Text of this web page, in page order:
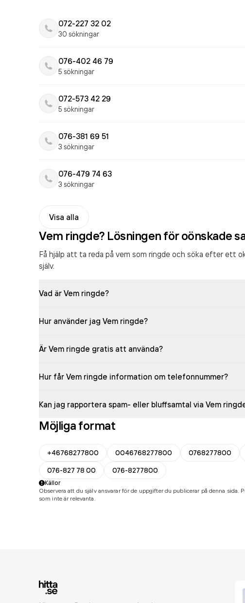
072-227 32 02
30 sökningar
076-402 46 79
5 sökningar
072-573 42 29
5 sökningar
076-381 69 51
3 sökningar
076-479 74 63
3 sökningar
Visa alla
Vem ringde? Lösningen för oönskade
Få hjälp att ta reda på vem som ringde och söka efter ett
själv.
Vad är Vem ringde?
Hur använder jag Vem ringde?
Är Vem ringde gratis att använda?
Hur får Vem ringde information om telefonnummer?
Kan jag rapportera spam- eller bluffsamtal via Vem
Möjliga format
+46768277800 0046768277800 0768277800
076-827 78 00
076-8277800
Källor
Observera att du själv ansvarar för de uppgifter du publicerar på denna
som inte är relevanta.